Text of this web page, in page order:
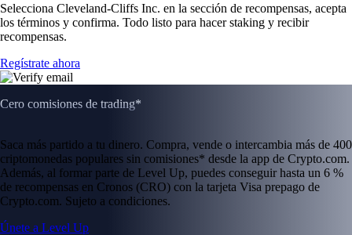
Selecciona Cleveland-Cliffs Inc. en la sección de recompensas, acepta
los términos y confirma. Todo listo para hacer staking y recibir
recompensas.
Regístrate ahora
Cero comisiones de trading*
Saca más partido a tu dinero. Compra, vende o intercambia más de 400
criptomonedas populares sin comisiones* desde la app de Crypto.com.
Además, al formar parte de Level Up, puedes conseguir hasta un 6 %
de recompensas en Cronos (CRO) con la tarjeta Visa prepago de
Crypto.com. Sujeto a condiciones.
Únete a Level Up